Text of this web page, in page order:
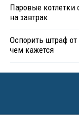
Паровые котлетки
на завтрак
Оспорить штраф
чем кажется